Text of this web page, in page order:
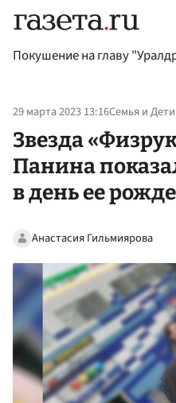
Покушение на главу
29 марта 2023 13:16Семья и Дети
Звезда
Панина
в день ее
Анастасия Гильмиярова